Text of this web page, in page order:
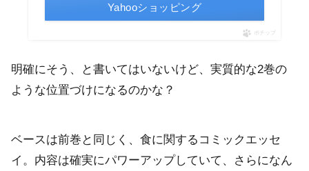
Yahooショッピング
ポチップ
明確にそう、と書いてはいないけど、実質的な2巻の
ような位置づけになるのかな？
ベースは前巻と同じく、食に関するコミックエッセ
イ。内容は確実にパワーアップしていて、さらになん